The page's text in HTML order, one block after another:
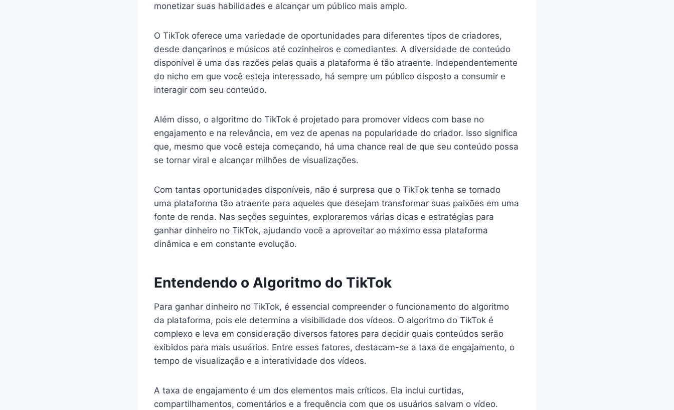
monetizar suas habilidades e alcançar um público mais amplo.
O TikTok oferece uma variedade de oportunidades para diferentes tipos de criadores,
desde dançarinos e músicos até cozinheiros e comediantes. A diversidade de conteúdo
disponível é uma das razões pelas quais a plataforma é tão atraente. Independentemente
do nicho em que você esteja interessado, há sempre um público disposto a consumir e
interagir com seu conteúdo.
Além disso, o algoritmo do TikTok é projetado para promover vídeos com base no
engajamento e na relevância, em vez de apenas na popularidade do criador. Isso significa
que, mesmo que você esteja começando, há uma chance real de que seu conteúdo possa
se tornar viral e alcançar milhões de visualizações.
Com tantas oportunidades disponíveis, não é surpresa que o TikTok tenha se tornado
uma plataforma tão atraente para aqueles que desejam transformar suas paixões em uma
fonte de renda. Nas seções seguintes, exploraremos várias dicas e estratégias para
ganhar dinheiro no TikTok, ajudando você a aproveitar ao máximo essa plataforma
dinâmica e em constante evolução.
Entendendo o Algoritmo do TikTok
Para ganhar dinheiro no TikTok, é essencial compreender o funcionamento do algoritmo
da plataforma, pois ele determina a visibilidade dos vídeos. O algoritmo do TikTok é
complexo e leva em consideração diversos fatores para decidir quais conteúdos serão
exibidos para mais usuários. Entre esses fatores, destacam-se a taxa de engajamento, o
tempo de visualização e a interatividade dos vídeos.
A taxa de engajamento é um dos elementos mais críticos. Ela inclui curtidas,
compartilhamentos, comentários e a frequência com que os usuários salvam o vídeo.